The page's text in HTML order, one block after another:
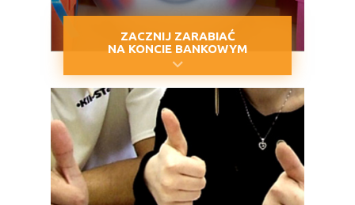
ZACZNIJ ZARABIAĆ
NA KONCIE BANKOWYM